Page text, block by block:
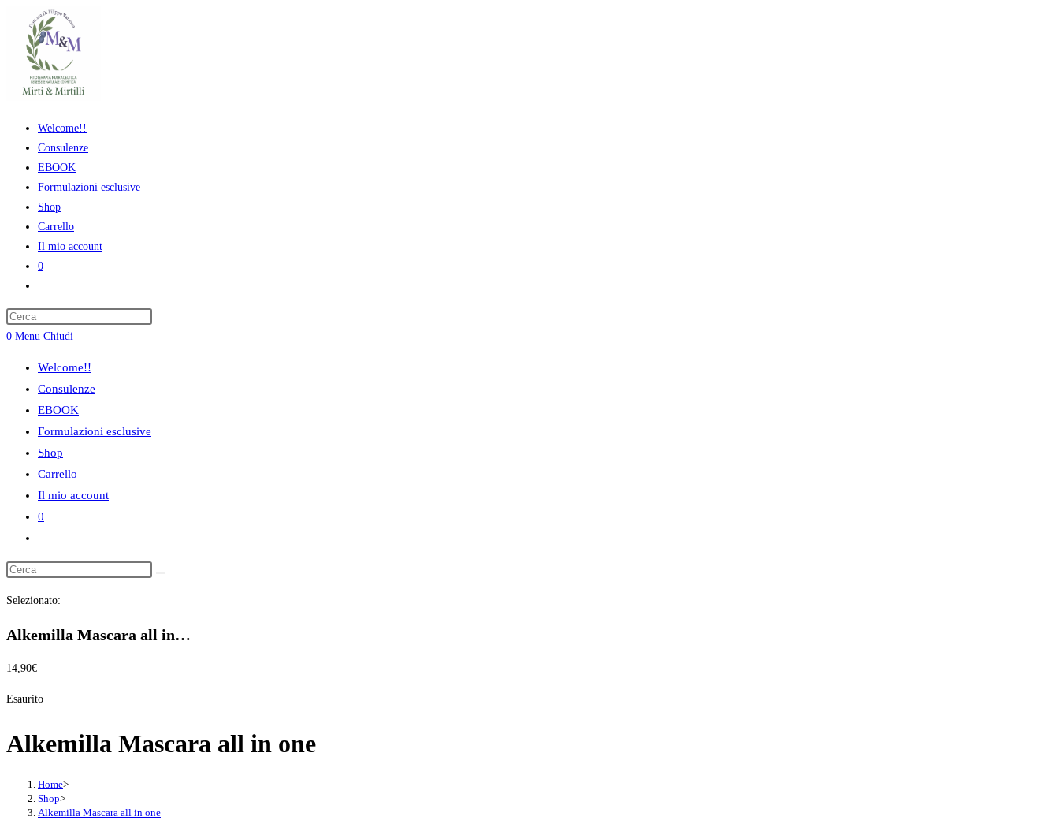
contenuto
Welcome!!
Consulenze
EBOOK
Formulazioni esclusive
Shop
Carrello
Il mio account
0
ricerca
sul
sito
web
0 Menu Chiudi
Welcome!!
Consulenze
EBOOK
Formulazioni esclusive
Shop
Carrello
Il mio account
0
ricerca
sul
web
Selezionato:
Alkemilla Mascara all in…
14,90€
Esaurito
Alkemilla Mascara all in one
Home>
Shop>
Alkemilla Mascara all in one